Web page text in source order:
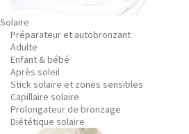
Solaire
Préparateur et autobronzant
Adulte
Enfant & bébé
Après soleil
Stick solaire et zones sensibles
Capillaire solaire
Prolongateur de bronzage
Diététique solaire